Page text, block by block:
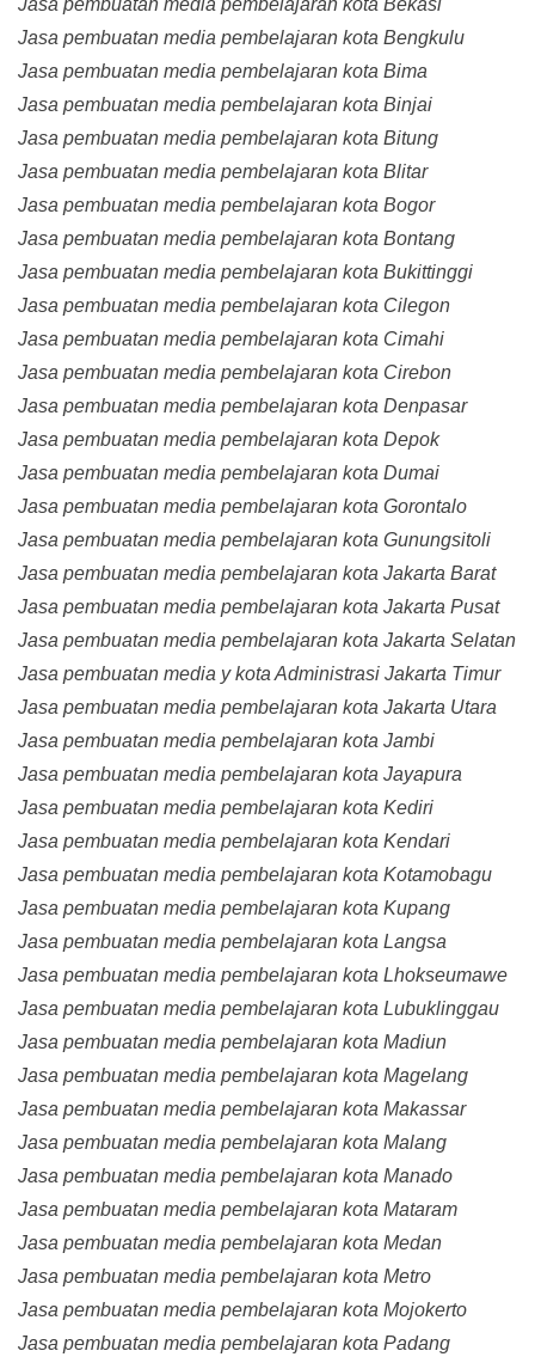
Jasa pembuatan media pembelajaran kota Bekasi
Jasa pembuatan media pembelajaran kota Bengkulu
Jasa pembuatan media pembelajaran kota Bima
Jasa pembuatan media pembelajaran kota Binjai
Jasa pembuatan media pembelajaran kota Bitung
Jasa pembuatan media pembelajaran kota Blitar
Jasa pembuatan media pembelajaran kota Bogor
Jasa pembuatan media pembelajaran kota Bontang
Jasa pembuatan media pembelajaran kota Bukittinggi
Jasa pembuatan media pembelajaran kota Cilegon
Jasa pembuatan media pembelajaran kota Cimahi
Jasa pembuatan media pembelajaran kota Cirebon
Jasa pembuatan media pembelajaran kota Denpasar
Jasa pembuatan media pembelajaran kota Depok
Jasa pembuatan media pembelajaran kota Dumai
Jasa pembuatan media pembelajaran kota Gorontalo
Jasa pembuatan media pembelajaran kota Gunungsitoli
Jasa pembuatan media pembelajaran kota Jakarta Barat
Jasa pembuatan media pembelajaran kota Jakarta Pusat
Jasa pembuatan media pembelajaran kota Jakarta Selatan
Jasa pembuatan media y kota Administrasi Jakarta Timur
Jasa pembuatan media pembelajaran kota Jakarta Utara
Jasa pembuatan media pembelajaran kota Jambi
Jasa pembuatan media pembelajaran kota Jayapura
Jasa pembuatan media pembelajaran kota Kediri
Jasa pembuatan media pembelajaran kota Kendari
Jasa pembuatan media pembelajaran kota Kotamobagu
Jasa pembuatan media pembelajaran kota Kupang
Jasa pembuatan media pembelajaran kota Langsa
Jasa pembuatan media pembelajaran kota Lhokseumawe
Jasa pembuatan media pembelajaran kota Lubuklinggau
Jasa pembuatan media pembelajaran kota Madiun
Jasa pembuatan media pembelajaran kota Magelang
Jasa pembuatan media pembelajaran kota Makassar
Jasa pembuatan media pembelajaran kota Malang
Jasa pembuatan media pembelajaran kota Manado
Jasa pembuatan media pembelajaran kota Mataram
Jasa pembuatan media pembelajaran kota Medan
Jasa pembuatan media pembelajaran kota Metro
Jasa pembuatan media pembelajaran kota Mojokerto
Jasa pembuatan media pembelajaran kota Padang